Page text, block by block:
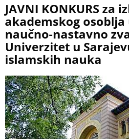
JAVNI KONKURS za
akademskog
naučno-nastavno
Univerzitet u
islamskih nauka